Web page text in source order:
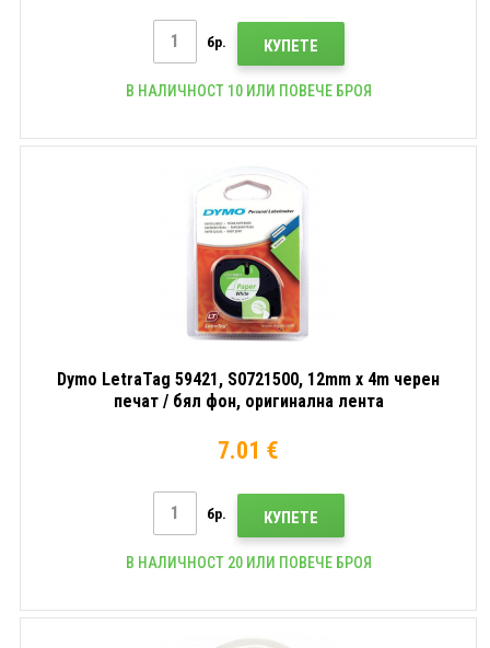
бр. КУПЕТЕ
В НАЛИЧНОСТ 10 ИЛИ ПОВЕЧЕ БРОЯ
Dymo LetraTag 59421, S0721500, 12mm x 4m черен
печат / бял фон, оригинална лента
7.01 €
бр. КУПЕТЕ
В НАЛИЧНОСТ 20 ИЛИ ПОВЕЧЕ БРОЯ